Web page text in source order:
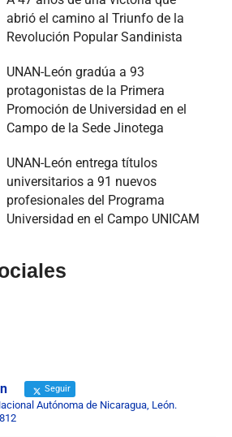
abrió el camino al Triunfo de la
Revolución Popular Sandinista
UNAN-León gradúa a 93
protagonistas de la Primera
Promoción de Universidad en el
Campo de la Sede Jinotega
UNAN-León entrega títulos
universitarios a 91 nuevos
profesionales del Programa
Universidad en el Campo UNICAM
Seguir
Autónoma de Nicaragua, León.